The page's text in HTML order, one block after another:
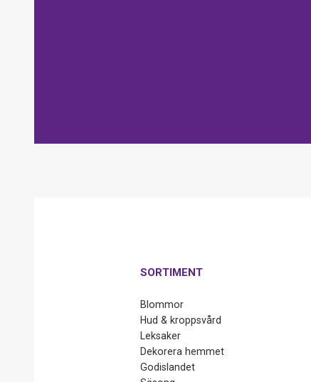
SORTIMENT
Blommor
Hud & kroppsvård
Leksaker
Dekorera hemmet
Godislandet